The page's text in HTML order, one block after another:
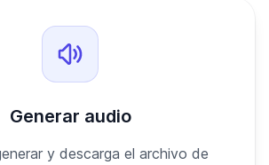
Generar audio
y descarga el archivo de